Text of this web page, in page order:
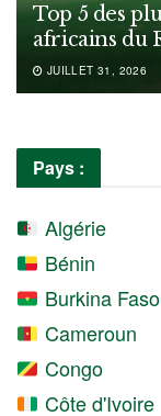
Top 5 des
africains du
JUILLET 31, 2026
Pays :
Algérie
Bénin
Burkina Faso
Cameroun
Congo
Côte d'Ivoire